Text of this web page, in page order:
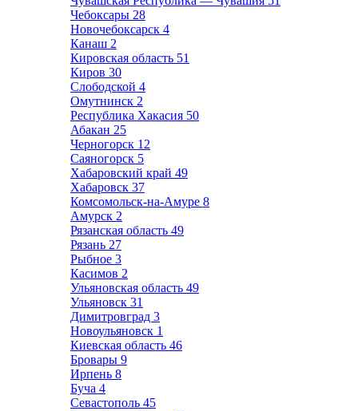
Чебоксары 28
Новочебоксарск 4
Канаш 2
Кировская область 51
Киров 30
Слободской 4
Омутнинск 2
Республика Хакасия 50
Абакан 25
Черногорск 12
Саяногорск 5
Хабаровский край 49
Хабаровск 37
Комсомольск-на-Амуре 8
Амурск 2
Рязанская область 49
Рязань 27
Рыбное 3
Касимов 2
Ульяновская область 49
Ульяновск 31
Димитровград 3
Новоульяновск 1
Киевская область 46
Бровары 9
Ирпень 8
Буча 4
Севастополь 45